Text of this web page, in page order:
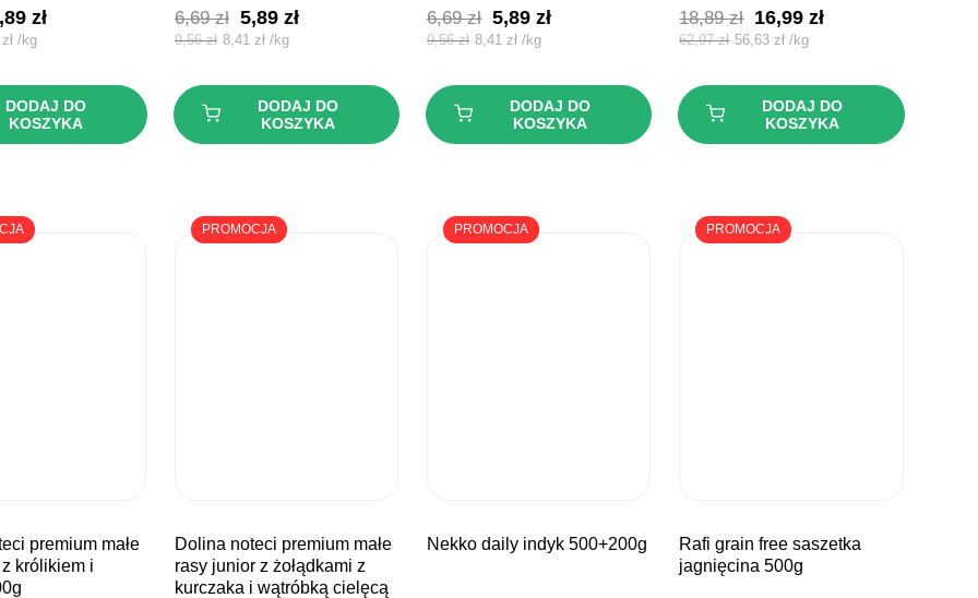
zł.
złAktualna
5,89 zł.
zł /kg
DODAJ DO
KOSZYKA
6,69zł Pierwotna
cena
6,69 zł.
5,89 złAktualna
5,89 zł.
9,56zł 8,41 zł /kg
DODAJ DO
KOSZYKA
6,69zł Pierwotna
cena
6,69 zł.
5,89złAktualna
5,89 zł.
9,56zł 8,41zł /kg
DODAJ DO
KOSZYKA
18,89zł Pierwotna
cena
18,89 zł.
16,99złAktualna
16,99 zł.
62,97zł 56,63zł /kg
DODAJ DO
KOSZYKA
królikiem i
PROMOCJA
dolina noteci premium małe
rasy junior z żołądkami z
kurczaka i wątróbką cielęcą
PROMOCJA
nekko daily indyk 500+200g
PROMOCJA
rafi grain free saszetka
jagnięcina 500g